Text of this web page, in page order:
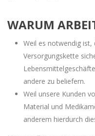
WARUM
Weil es notwendig ist,
Versorgungskette
andere zu beliefern.
Weil unsere Kunden
Material und
anderem hierdurch